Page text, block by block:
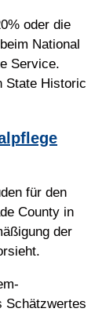
oder die
National
Service.
State Historic
für den
County in
der
Schätzwertes